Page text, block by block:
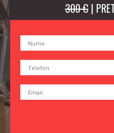
300 €|